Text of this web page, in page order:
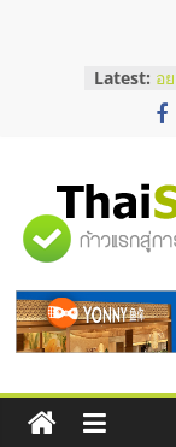
Latest: บ
วิ
โ
สั
บ
สั
ไ
ร้
โ
"ศูนย์
รวม
ข้อมูล